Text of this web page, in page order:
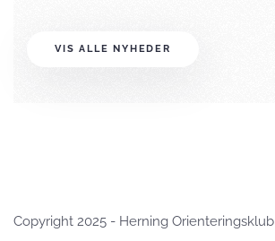
VIS ALLE NYHEDER
Copyright 2025 - Herning Orienteringsklub